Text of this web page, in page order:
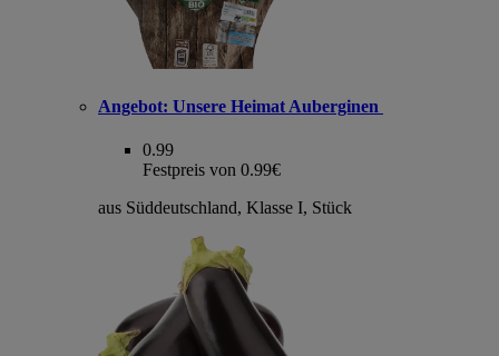
Angebot: Unsere Heimat Auberginen
0.99
Festpreis von 0.99€
aus Süddeutschland, Klasse I, Stück